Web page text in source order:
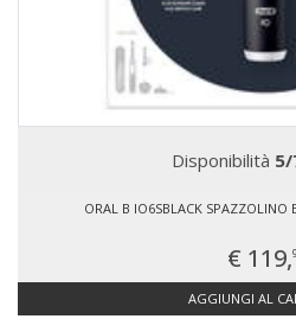
Disponibilità
ORAL B IO6SBLACK SPAZZOLINO
€ 119,
AGGIUNGI AL